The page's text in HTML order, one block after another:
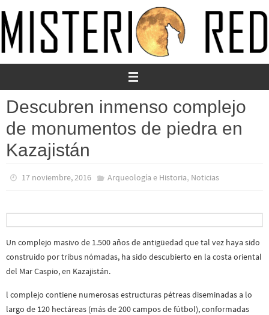
al
contenido
Descubren inmenso complejo
de monumentos de piedra en
Kazajistán
17 noviembre, 2016 Arqueología e Historia, Noticias
Un complejo masivo de 1.500 años de antigüedad que tal vez haya sido
construido por tribus nómadas, ha sido descubierto en la costa oriental
del Mar Caspio, en Kazajistán.
l complejo contiene numerosas estructuras pétreas diseminadas a lo
largo de 120 hectáreas (más de 200 campos de fútbol), conformadas